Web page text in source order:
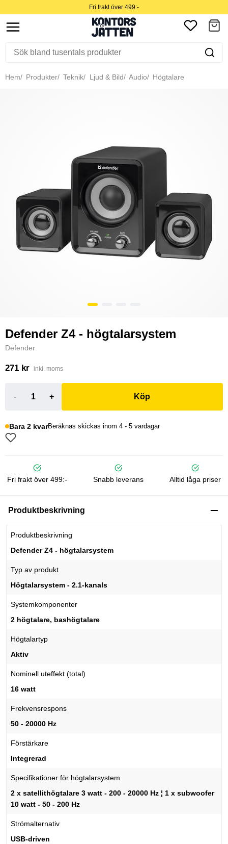
Fri frakt över 499:-
Hem Produkter Teknik Ljud & Bild Audio Högtalare
Defender Z4 - högtalarsystem
Defender
271 kr inkl. moms
- + Köp
Bara 2 kvarBeräknas skickas inom 4 - 5 vardagar
Fri frakt över 499:- Snabb leverans Alltid låga priser
Produktbeskrivning
Produktbeskrivning
Defender Z4 - högtalarsystem
Typ av produkt
Högtalarsystem - 2.1-kanals
Systemkomponenter
2 högtalare, bashögtalare
Högtalartyp
Aktiv
Nominell uteffekt (total)
16 watt
Frekvensrespons
50 - 20000 Hz
Förstärkare
Integrerad
Specifikationer för högtalarsystem
2 x satellithögtalare 3 watt - 200 - 20000 Hz ¦ 1 x subwoofer
10 watt - 50 - 200 Hz
Strömalternativ
USB-driven